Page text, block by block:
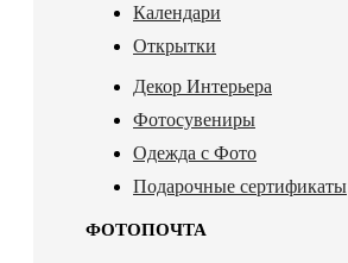
Календари
Открытки
Декор Интерьера
Фотосувениры
Одежда с Фото
Подарочные сертификаты
ФОТОПОЧТА